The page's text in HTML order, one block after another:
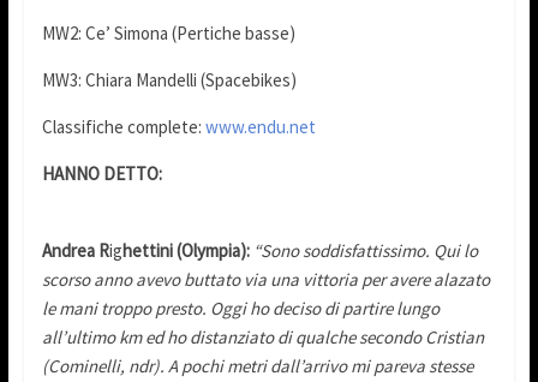
MW2: Ce’ Simona (Pertiche basse)
MW3: Chiara Mandelli (Spacebikes)
Classifiche complete: www.endu.net
HANNO DETTO:
Andrea Righettini (Olympia): “Sono soddisfattissimo. Qui lo
scorso anno avevo buttato via una vittoria per avere alazato
le mani troppo presto. Oggi ho deciso di partire lungo
all’ultimo km ed ho distanziato di qualche secondo Cristian
(Cominelli, ndr). A pochi metri dall’arrivo mi pareva stesse